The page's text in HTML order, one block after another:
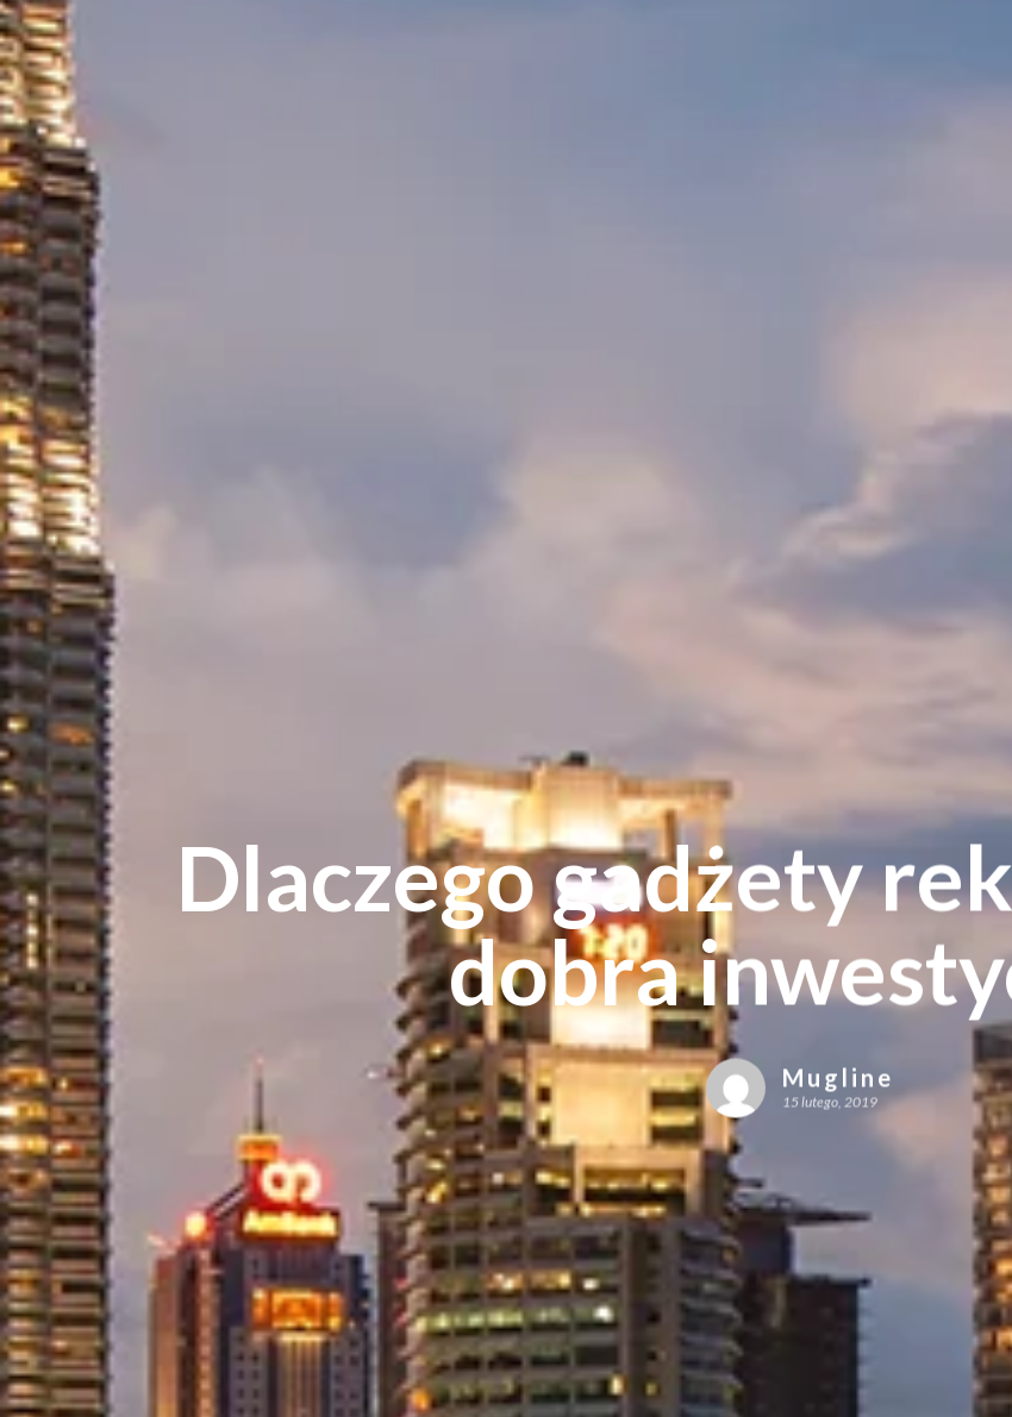
Dlaczego gadżety
dobra
Mugline
15 lutego, 2019